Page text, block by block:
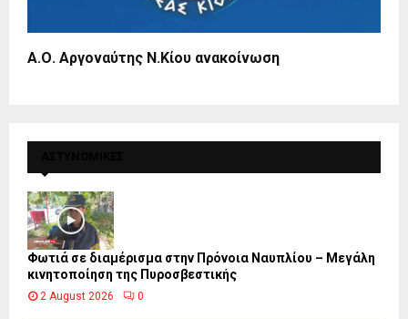
Α.Ο. Αργοναύτης Ν.Κίου ανακοίνωση
Φωτιά σε διαμέρισμα στην Πρόνοια Ναυπλίου – Μεγάλη
κινητοποίηση της Πυροσβεστικής
2 August 2026 0